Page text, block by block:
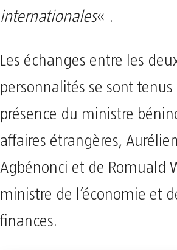
internationales« .
Les échanges entre les
personnalités se sont tenus
présence du ministre
affaires étrangères, Aurélien
Agbénonci et de Romuald
ministre de l’économie et
finances.